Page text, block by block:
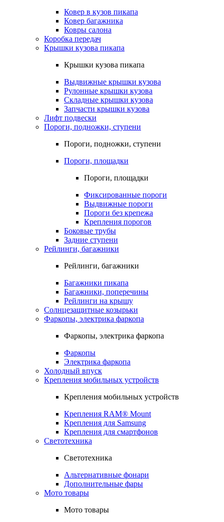
Ковер в кузов пикапа
Ковер багажника
Ковры салона
Коробка передач
Крышки кузова пикапа
Крышки кузова пикапа
Выдвижные крышки кузова
Рулонные крышки кузова
Складные крышки кузова
Запчасти крышки кузова
Лифт подвески
Пороги, подножки, ступени
Пороги, подножки, ступени
Пороги, площадки
Пороги, площадки
Фиксированные пороги
Выдвижные пороги
Пороги без крепежа
Крепления порогов
Боковые трубы
Задние ступени
Рейлинги, багажники
Рейлинги, багажники
Багажники пикапа
Багажники, поперечины
Рейлинги на крышу
Солнцезащитные козырьки
Фаркопы, электрика фаркопа
Фаркопы, электрика фаркопа
Фаркопы
Электрика фаркопа
Холодный впуск
Крепления мобильных устройств
Крепления мобильных устройств
Крепления RAM® Mount
Крепления для Samsung
Крепления для смартфонов
Светотехника
Светотехника
Альтернативные фонари
Дополнительные фары
Мото товары
Мото товары